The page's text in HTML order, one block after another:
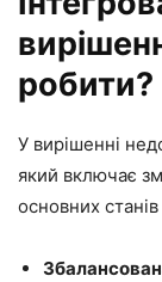
робити?
У вирішенні
який включає
основних